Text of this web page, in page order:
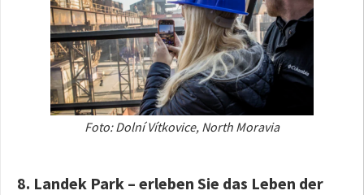
Foto: Dolní Vítkovice, North Moravia
8. Landek Park – erleben Sie das Leben der